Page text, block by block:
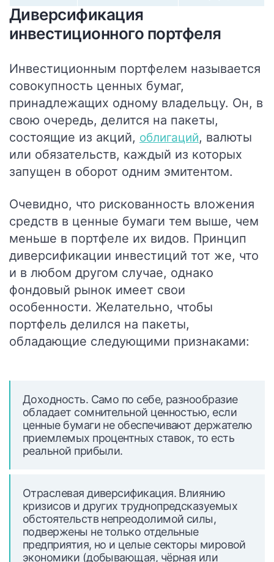
Диверсификация
инвестиционного портфеля
Инвестиционным портфелем называется
совокупность ценных бумаг,
принадлежащих одному владельцу. Он, в
свою очередь, делится на пакеты,
состоящие из акций, облигаций, валюты
или обязательств, каждый из которых
запущен в оборот одним эмитентом.
Очевидно, что рискованность вложения
средств в ценные бумаги тем выше, чем
меньше в портфеле их видов. Принцип
диверсификации инвестиций тот же, что
и в любом другом случае, однако
фондовый рынок имеет свои
особенности. Желательно, чтобы
портфель делился на пакеты,
обладающие следующими признаками:
Доходность. Само по себе, разнообразие
обладает сомнительной ценностью, если
ценные бумаги не обеспечивают держателю
приемлемых процентных ставок, то есть
реальной прибыли.
Отраслевая диверсификация. Влиянию
кризисов и других труднопредсказуемых
обстоятельств непреодолимой силы,
подвержены не только отдельные
предприятия, но и целые секторы мировой
экономики (добывающая, чёрная или